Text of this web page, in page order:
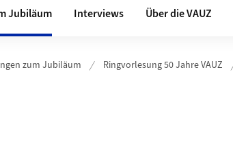
Jubiläum Interviews Über die VAUZ
zum Jubiläum Ringvorlesung 50 Jahre VAUZ